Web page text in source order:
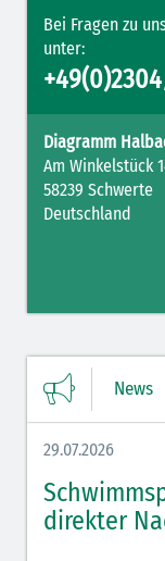
Bei Fragen zu
unter:
Diagramm
Am Winkelstück
58239 Schwerte
Deutschland
News
29.07.2026
direkter